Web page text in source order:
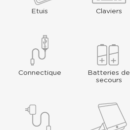
Etuis Claviers
Connectique
Batteries de
secours